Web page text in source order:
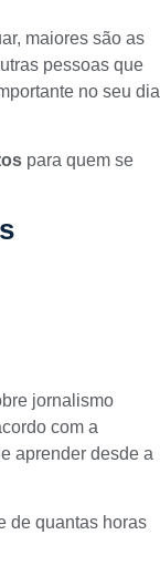
maiores são as
pessoas que
no seu dia
para quem se
jornalismo
com a
aprender desde a
de quantas horas